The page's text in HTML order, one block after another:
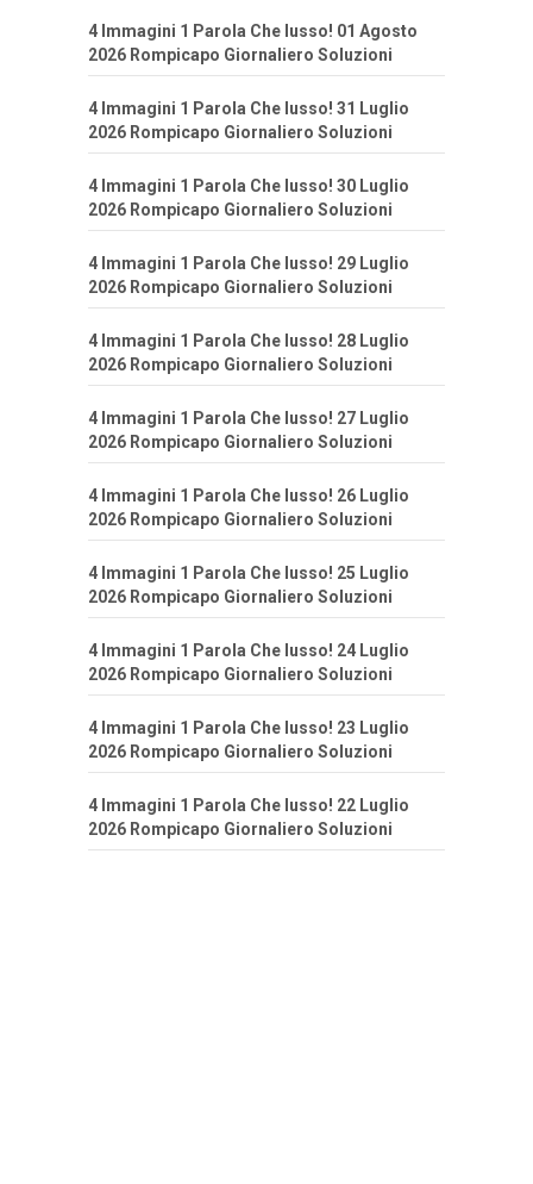
4 Immagini 1 Parola Che lusso! 01 Agosto
2026 Rompicapo Giornaliero Soluzioni
4 Immagini 1 Parola Che lusso! 31 Luglio
2026 Rompicapo Giornaliero Soluzioni
4 Immagini 1 Parola Che lusso! 30 Luglio
2026 Rompicapo Giornaliero Soluzioni
4 Immagini 1 Parola Che lusso! 29 Luglio
2026 Rompicapo Giornaliero Soluzioni
4 Immagini 1 Parola Che lusso! 28 Luglio
2026 Rompicapo Giornaliero Soluzioni
4 Immagini 1 Parola Che lusso! 27 Luglio
2026 Rompicapo Giornaliero Soluzioni
4 Immagini 1 Parola Che lusso! 26 Luglio
2026 Rompicapo Giornaliero Soluzioni
4 Immagini 1 Parola Che lusso! 25 Luglio
2026 Rompicapo Giornaliero Soluzioni
4 Immagini 1 Parola Che lusso! 24 Luglio
2026 Rompicapo Giornaliero Soluzioni
4 Immagini 1 Parola Che lusso! 23 Luglio
2026 Rompicapo Giornaliero Soluzioni
4 Immagini 1 Parola Che lusso! 22 Luglio
2026 Rompicapo Giornaliero Soluzioni